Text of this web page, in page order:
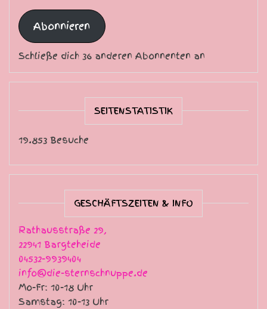
Abonnieren
Schließe dich 36 anderen Abonnenten an
SEITENSTATISTIK
19.853 Besuche
GESCHÄFTSZEITEN & INFO
Rathausstraße 29,
22941 Bargteheide
04532-9939404
info@die-sternschnuppe.de
Mo-Fr: 10-18 Uhr
Samstag: 10-13 Uhr